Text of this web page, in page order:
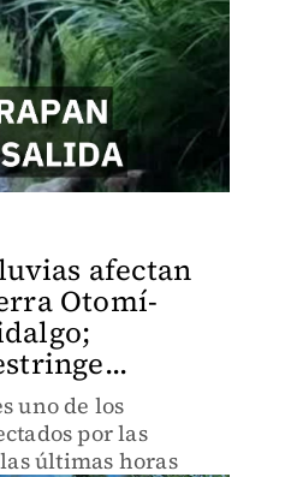
afectan
Otomí-
uno de los
por las
últimas horas